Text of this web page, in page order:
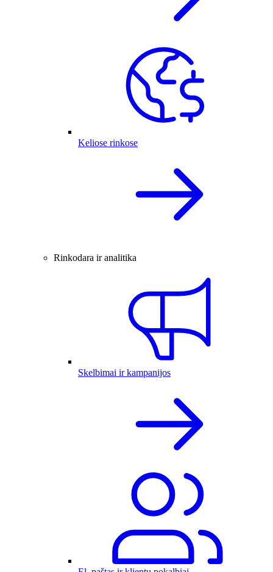
Keliose rinkose
Rinkodara ir analitika
Skelbimai ir kampanijos